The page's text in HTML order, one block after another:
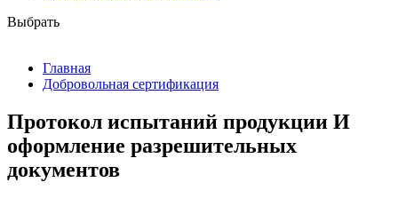
Выбрать
Главная
Добровольная сертификация
Протокол испытаний продукции И
оформление разрешительных
документов